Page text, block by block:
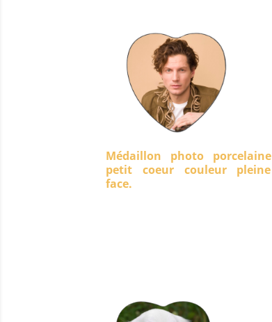
Médaillon photo porcelaine
petit coeur couleur pleine
face.